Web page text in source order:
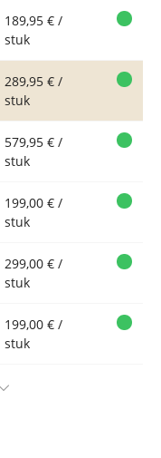
189,95 € /
stuk
289,95 € /
stuk
579,95 € /
stuk
199,00 € /
stuk
299,00 € /
stuk
199,00 € /
stuk